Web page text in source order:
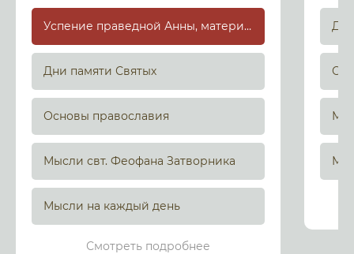
Успение праведной Анны, матери Пресвятой Богородицы
Дни памяти Святых
Основы православия
Мысли свт. Феофана Затворника
Мысли на каждый день
Смотреть подробнее